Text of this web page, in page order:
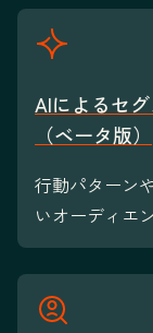
AIによるセ
（ベータ版）
行動パターン
いオーディエ